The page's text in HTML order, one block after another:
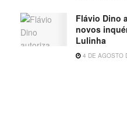
Flávio Dino
novos
Lulinha
4 DE AGOSTO